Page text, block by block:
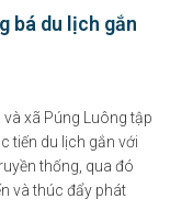
bá du lịch gắn
xã Púng Luông tập
tiến du lịch gắn với
thống, qua đó
và thúc đẩy phát